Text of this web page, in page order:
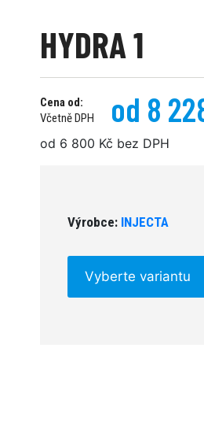
HYDRA 1
Cena od:
Včetně DPH
od 8
od 6 800 Kč bez DPH
Výrobce: INJECTA
Vyberte variantu